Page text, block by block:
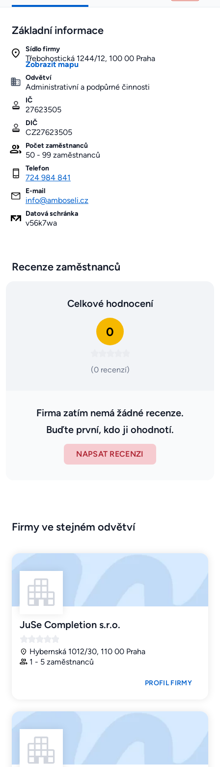
Základní informace
Sídlo firmy
Třebohostická 1244/12, 100 00 Praha
Zobrazit mapu
Odvětví
Administrativní a podpůrné činnosti
IČ
27623505
DIČ
CZ27623505
Počet zaměstnanců
50 - 99 zaměstnanců
Telefon
724 984 841
E-mail
info@amboseli.cz
Datová schránka
v56k7wa
Recenze zaměstnanců
Celkové hodnocení
0
(0 recenzí)
Firma zatím nemá žádné recenze.
Buďte první, kdo ji ohodnotí.
NAPSAT RECENZI
Firmy ve stejném odvětví
JuSe Completion s.r.o.
Hybernská 1012/30, 110 00 Praha
1 - 5 zaměstnanců
PROFIL FIRMY